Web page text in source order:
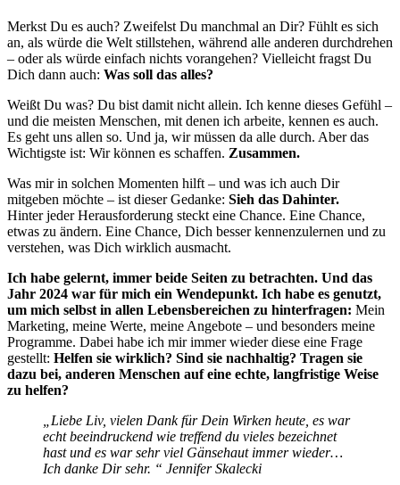
Merkst Du es auch? Zweifelst Du manchmal an Dir? Fühlt es sich
an, als würde die Welt stillstehen, während alle anderen durchdrehen
– oder als würde einfach nichts vorangehen? Vielleicht fragst Du
Dich dann auch: Was soll das alles?
Weißt Du was? Du bist damit nicht allein. Ich kenne dieses Gefühl –
und die meisten Menschen, mit denen ich arbeite, kennen es auch.
Es geht uns allen so. Und ja, wir müssen da alle durch. Aber das
Wichtigste ist: Wir können es schaffen. Zusammen.
Was mir in solchen Momenten hilft – und was ich auch Dir
mitgeben möchte – ist dieser Gedanke: Sieh das Dahinter.
Hinter jeder Herausforderung steckt eine Chance. Eine Chance,
etwas zu ändern. Eine Chance, Dich besser kennenzulernen und zu
verstehen, was Dich wirklich ausmacht.
Ich habe gelernt, immer beide Seiten zu betrachten. Und das
Jahr 2024 war für mich ein Wendepunkt. Ich habe es genutzt,
um mich selbst in allen Lebensbereichen zu hinterfragen: Mein
Marketing, meine Werte, meine Angebote – und besonders meine
Programme. Dabei habe ich mir immer wieder diese eine Frage
gestellt: Helfen sie wirklich? Sind sie nachhaltig? Tragen sie
dazu bei, anderen Menschen auf eine echte, langfristige Weise
zu helfen?
„Liebe Liv, vielen Dank für Dein Wirken heute, es war
echt beeindruckend wie treffend du vieles bezeichnet
hast und es war sehr viel Gänsehaut immer wieder…
Ich danke Dir sehr. “ Jennifer Skalecki